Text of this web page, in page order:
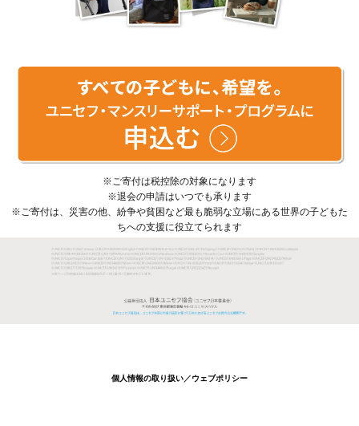
※ご寄付は税控除の対象になります
※退会の申請はいつでも承ります
※ご寄付は、災害の他、紛争や貧困など最も脆弱な立場にある世界の子どもた
ちへの支援に役立てられます
個人情報の取り扱い／ウェブポリシー